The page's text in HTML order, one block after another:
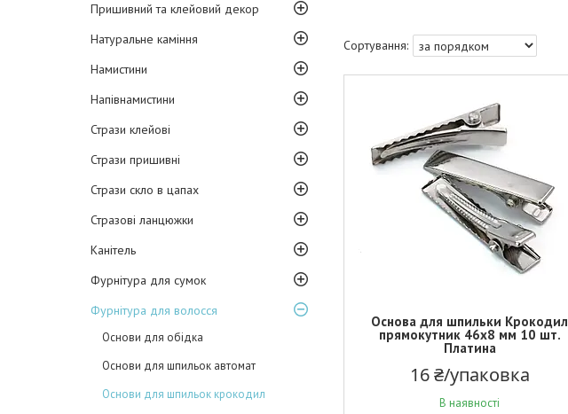
Пришивний та клейовий декор
Натуральне каміння
Намистини
Напівнамистини
Стрази клейові
Стрази пришивні
Стрази скло в цапах
Стразові ланцюжки
Канітель
Фурнітура для сумок
Фурнітура для волосся
Основи для обідка
Основи для шпильок автомат
Основи для шпильок крокодил
Основа для шпильки Крокодил
прямокутник 46х8 мм 10 шт.
Платина
16 ₴/упаковка
В наявності